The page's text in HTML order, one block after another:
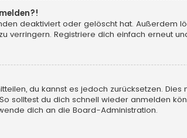
deaktiviert oder gelöscht hat. Außerdem
Registriere dich einfach erneut
du kannst es jedoch zurücksetzen.
solltest du dich schnell wieder anmelden
dich an die Board-Administration.